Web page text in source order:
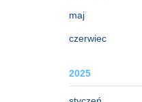
maj
czerwiec
2025